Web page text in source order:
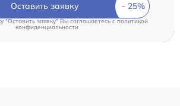
Оставить заявку
"Оставить заявку" Вы соглашаетесь cполитикой
конфиденциальности